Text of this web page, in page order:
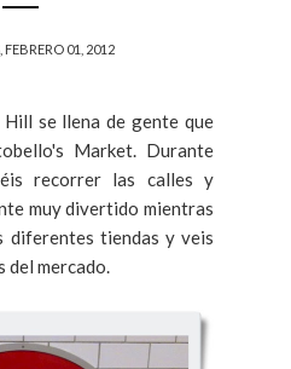
FEBRERO 01, 2012
se llena de gente que
Market. Durante
recorrer las calles y
muy divertido mientras
diferentes tiendas y veis
del mercado.